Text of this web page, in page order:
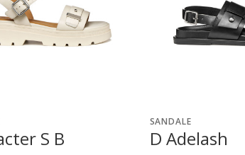
S B
SANDALE
D Adelash